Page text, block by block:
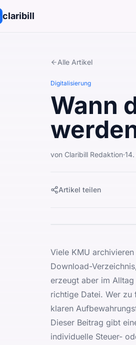
claribill
Alle Artikel
Digitalisierung
Wann
von Claribill Redaktion·
Artikel teilen
Viele KMU
Download-
erzeugt aber im
richtige Datei. Wer
klaren
Dieser Beitrag gibt
individuelle Steuer-